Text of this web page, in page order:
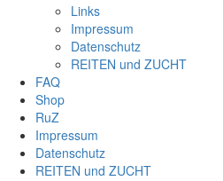
Links
Impressum
Datenschutz
REITEN und ZUCHT
FAQ
Shop
RuZ
Impressum
Datenschutz
REITEN und ZUCHT